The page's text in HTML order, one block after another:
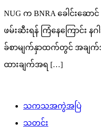
NUG က BNRA ခေါင်းဆ
ဖမ်းဆီးရန် ကြံနေကြောင်
ခ်စာမျက်နှာထက်တွင် အချက်
ထားချက်အရ […]
သကသအကွဲအပြဲ
သတင်း